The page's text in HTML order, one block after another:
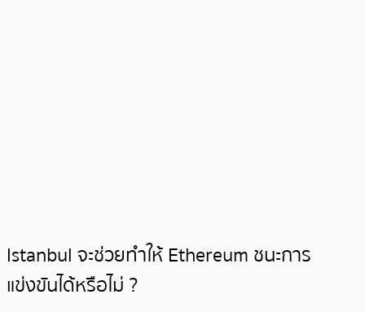
Istanbul จะช่วยทำให้ Ethereum ชนะการ
แข่งขันได้หรือไม่ ?